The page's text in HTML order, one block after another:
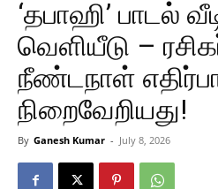
‘தபாஹி’ பாடல்
வெளியீடு –
நீண்டநாள்
நிறைவேறியது!
By Ganesh Kumar - July 8, 2026